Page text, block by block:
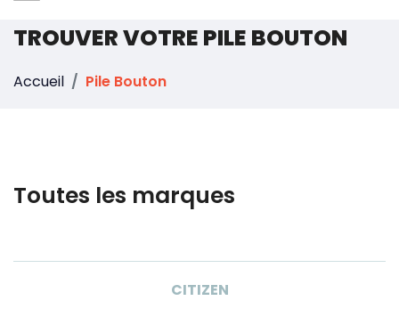
TROUVER VOTRE PILE BOUTON
Accueil Pile Bouton
Toutes les marques
CITIZEN